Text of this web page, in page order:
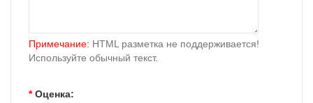
Примечание: HTML разметка не поддерживается!
Используйте обычный текст.
Оценка: